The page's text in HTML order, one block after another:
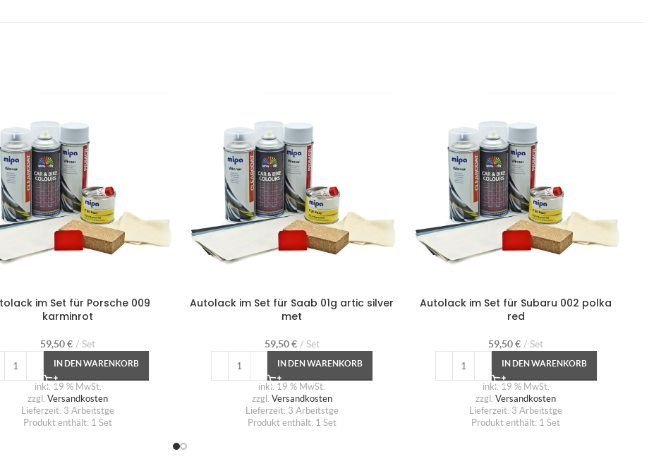
im Set für Porsche 009
karminrot
59,50€ Set
IN DEN WARENKORB
inkl. 19 % MwSt.
zzgl.Versandkosten
Lieferzeit: 3 Arbeitstge
Produkt enthält: 1Set
Autolack im Set für Saab 01g artic silver
met
59,50€ Set
IN DEN WARENKORB
inkl. 19 % MwSt.
zzgl. Versandkosten
Lieferzeit: 3 Arbeitstge
Produkt enthält: 1 Set
Autolack im Set für Subaru 002 polka
red
59,50€ Set
IN DEN WARENKORB
inkl. 19 % MwSt.
zzgl.Versandkosten
Lieferzeit: 3 Arbeitstge
Produkt enthält: 1Set